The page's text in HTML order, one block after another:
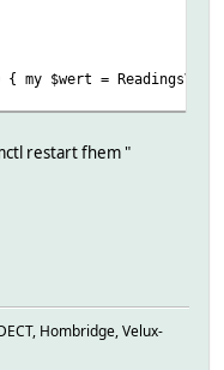
{ my $wert =
$proz");
beträgt
Alarm
restart fhem "
Hombridge, Velux-